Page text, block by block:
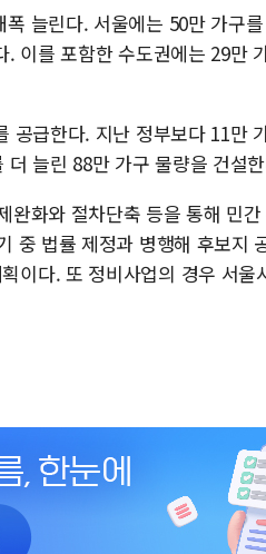
늘린다. 서울에는 50만 가구
이를 포함한 수도권에는 29만
공급한다. 지난 정부보다 11만
늘린 88만 가구 물량을 건설
화와 절차단축 등을 통해 민
중 법률 제정과 병행해 후보지
이다. 또 정비사업의 경우 서울